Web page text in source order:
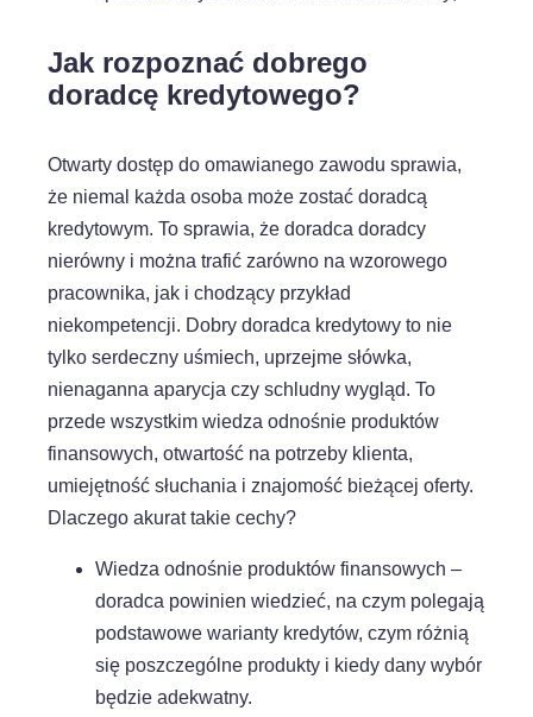
Jak rozpoznać dobrego
doradcę kredytowego?
Otwarty dostęp do omawianego zawodu sprawia,
że niemal każda osoba może zostać doradcą
kredytowym. To sprawia, że doradca doradcy
nierówny i można trafić zarówno na wzorowego
pracownika, jak i chodzący przykład
niekompetencji. Dobry doradca kredytowy to nie
tylko serdeczny uśmiech, uprzejme słówka,
nienaganna aparycja czy schludny wygląd. To
przede wszystkim wiedza odnośnie produktów
finansowych, otwartość na potrzeby klienta,
umiejętność słuchania i znajomość bieżącej oferty.
Dlaczego akurat takie cechy?
Wiedza odnośnie produktów finansowych –
doradca powinien wiedzieć, na czym polegają
podstawowe warianty kredytów, czym różnią
się poszczególne produkty i kiedy dany wybór
będzie adekwatny.